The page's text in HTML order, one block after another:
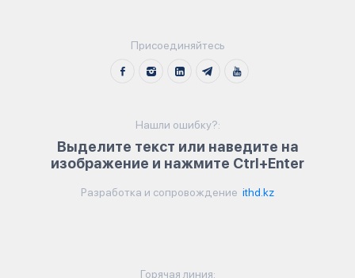
Присоединяйтесь
Нашли ошибку?:
Выделите текст или наведите на
изображение и нажмите Ctrl+Enter
Разработка и сопровождение ithd.kz
Горячая линия: